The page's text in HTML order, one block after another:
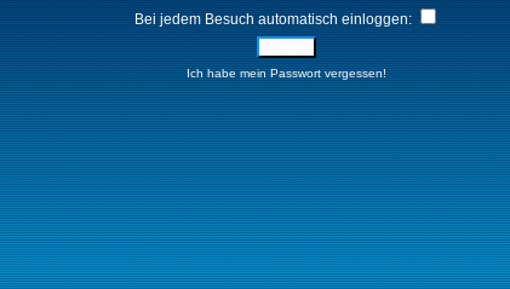
Bei jedem Besuch automatisch einloggen:
Ich habe mein Passwort vergessen!